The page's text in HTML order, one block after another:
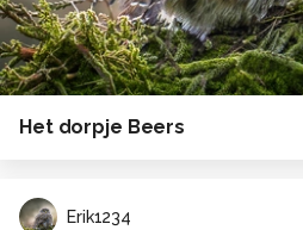
Het dorpje Beers
Erik1234